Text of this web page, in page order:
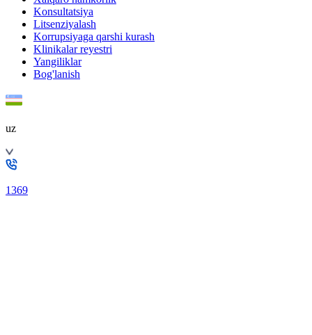
Konsultatsiya
Litsenziyalash
Korrupsiyaga qarshi kurash
Klinikalar reyestri
Yangiliklar
Bog'lanish
uz
1369